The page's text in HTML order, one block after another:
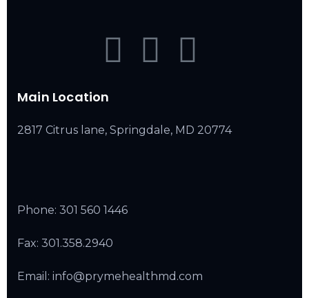
Main Location
2817 Citrus lane, Springdale, MD 20774
Phone: 301 560 1446
Fax: 301.358.2940
Email: info@prymehealthmd.com